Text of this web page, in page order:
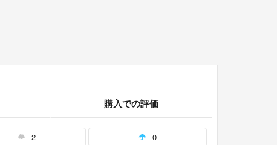
購入での評価
2 0